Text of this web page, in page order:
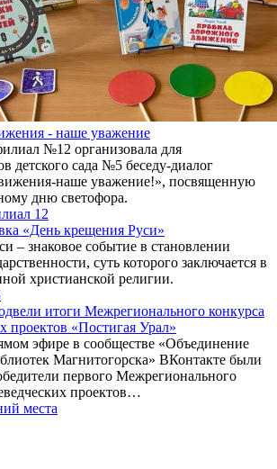
- наше уважение
№12 организовала для
детского сада №5 беседу-диалог
наше уважение!», посвященную
дню светофора.
12
«День крещения Руси»
– знаковое событие в становлении
суть которого заключается в
христианской религии.
итоги Межрегионального конкурса
проектов «Постигая Урал»
эфире в сообществе «Объединение
Магнитогорска» ВКонтакте были
первого Межрегионального
проектов…
места